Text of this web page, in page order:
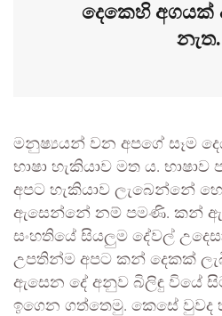
දෙකෙහි අගයක්
නැත.
මනුෂ්‍යයන් වන අපගේ සෑම
භාෂා හැකියාව මත ය.
අපට හැකියාව ලැබෙන්නේ
ඇසෙන්නේ නම් පමණි. කන්
සංහතියේ සියලුම දේවල්
උපතින්ම අපට කන් දෙකක්
ඇසෙන දේ අනුව බිලිඳු වියේ
ඉගෙන ගත්තෙමු. කෙසේ වුවද